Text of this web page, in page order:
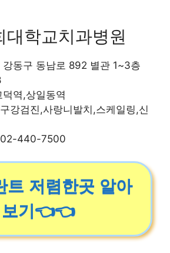
대학교치과병원
강동구 동남로 892 별관 1~3층
역,상일동역
강검진,사랑니발치,스케일링,신
02-440-7500
트 저렴한곳 알아
보기👈👈